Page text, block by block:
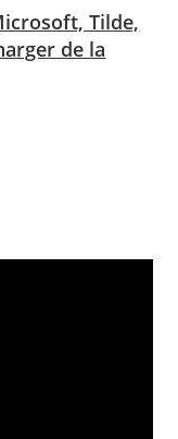
Tilde,
de la